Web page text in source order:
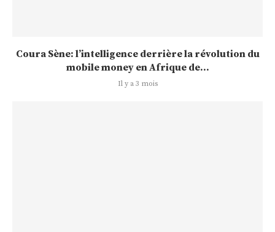
Coura Sène: l’intelligence derrière la révolution du
mobile money en Afrique de...
Il y a 3 mois